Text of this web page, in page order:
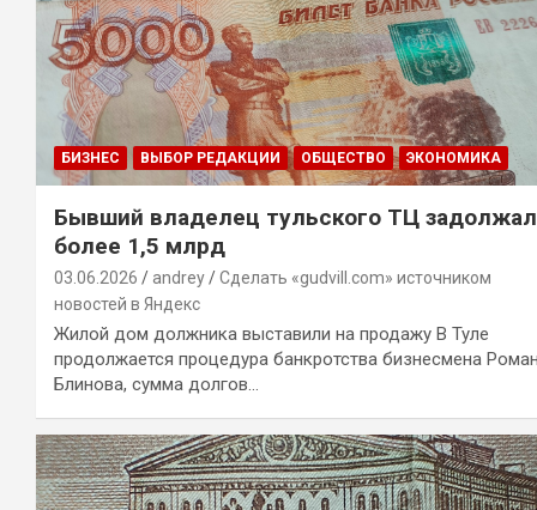
БИЗНЕС ВЫБОР РЕДАКЦИИ ОБЩЕСТВО ЭКОНОМИКА
Бывший владелец тульского ТЦ задолжал
более 1,5 млрд
03.06.2026 andrey
Сделать «gudvill.com» источником
новостей в Яндекс
Жилой дом должника выставили на продажу В Туле
продолжается процедура банкротства бизнесмена
Блинова, сумма долгов…